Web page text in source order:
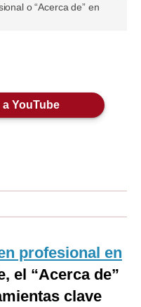
o “Acerca de” en
YouTube
profesional en
el “Acerca de”
clave